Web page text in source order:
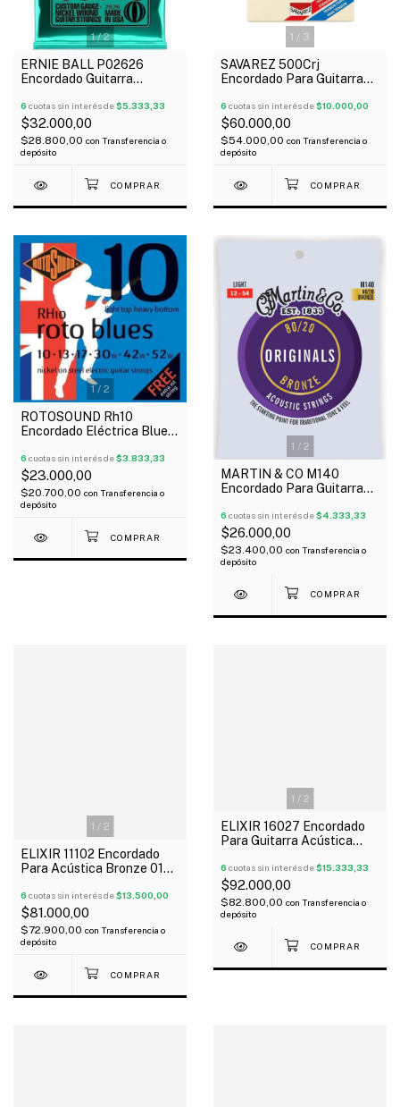
1/2
ERNIE BALL P02626
Encordado Guitarra
Wound 12-56
6 cuotas sin interés de$5.333,33
$32.000,00
$28.800,00 con Transferencia o
depósito
1 / 3
SAVAREZ 500Crj
Encordado Para Guitarra
Cristal
6 cuotas sin interés de$10.000,00
$60.000,00
$54.000,00 con Transferencia o
depósito
1/ 2
ROTOSOUND Rh10
Encordado Eléctrica Blues
6 cuotas sin interés de$3.833,33
$23.000,00
$20.700,00 con Transferencia o
depósito
1 / 2
MARTIN & CO M140
Encordado Para Guitarra
012-054
6 cuotas sin interés de$4.333,33
$26.000,00
$23.400,00 con Transferencia o
depósito
1 / 2
ELIXIR 11102 Encordado
Para Acústica Bronze 013-
6 cuotas sin interés de$13.500,00
$81.000,00
$72.900,00 con Transferencia o
depósito
1 / 2
ELIXIR 16027 Encordado
Para Guitarra Acústica
NANOWEB
6 cuotas sin interés de$15.333,33
$92.000,00
$82.800,00 con Transferencia o
depósito